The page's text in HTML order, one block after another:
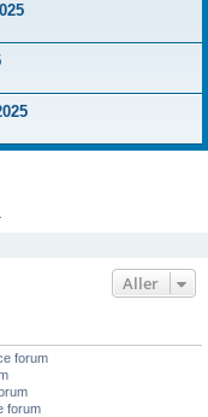
Aller
forum
forum